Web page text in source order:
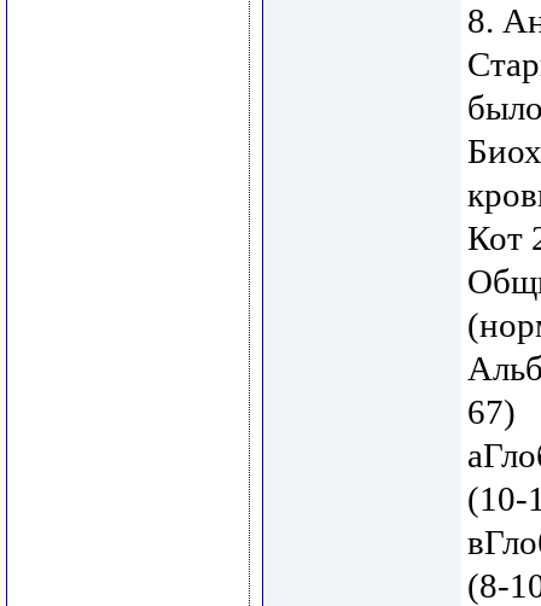
8.
Кот
67)
(10-
(8-